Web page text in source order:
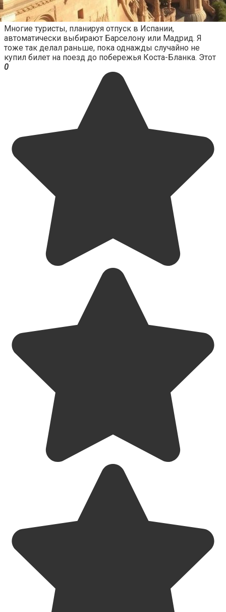
Многие туристы, планируя отпуск в Испании,
автоматически выбирают Барселону или Мадрид. Я
тоже так делал раньше, пока однажды случайно не
купил билет на поезд до побережья Коста-Бланка. Этот
0